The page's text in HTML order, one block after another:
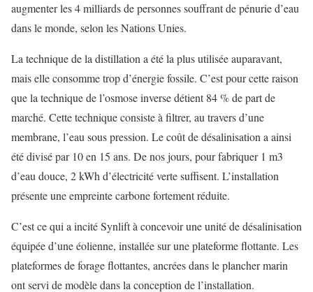
augmenter les 4 milliards de personnes souffrant de pénurie d’eau
dans le monde, selon les Nations Unies.
La technique de la distillation a été la plus utilisée auparavant,
mais elle consomme trop d’énergie fossile. C’est pour cette raison
que la technique de l’osmose inverse détient 84 % de part de
marché. Cette technique consiste à filtrer, au travers d’une
membrane, l’eau sous pression. Le coût de désalinisation a ainsi
été divisé par 10 en 15 ans. De nos jours, pour fabriquer 1 m3
d’eau douce, 2 kWh d’électricité verte suffisent. L’installation
présente une empreinte carbone fortement réduite.
C’est ce qui a incité Synlift à concevoir une unité de désalinisation
équipée d’une éolienne, installée sur une plateforme flottante. Les
plateformes de forage flottantes, ancrées dans le plancher marin
ont servi de modèle dans la conception de l’installation.